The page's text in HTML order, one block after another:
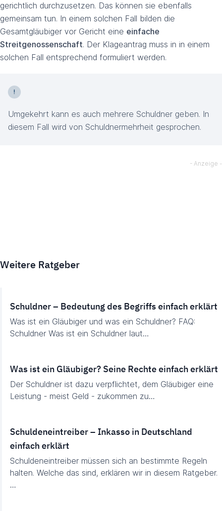
gerichtlich durchzusetzen. Das können sie ebenfalls
gemeinsam tun. In einem solchen Fall bilden die
Gesamtgläubiger vor Gericht eine einfache
Streitgenossenschaft. Der Klageantrag muss in in einem
solchen Fall entsprechend formuliert werden.
Umgekehrt kann es auch mehrere Schuldner geben. In
diesem Fall wird von Schuldnermehrheit gesprochen.
Weitere Ratgeber
Schuldner – Bedeutung des Begriffs einfach erklärt
Was ist ein Gläubiger und was ein Schuldner? FAQ:
Schuldner Was ist ein Schuldner laut…
Was ist ein Gläubiger? Seine Rechte einfach erklärt
Der Schuldner ist dazu verpflichtet, dem Gläubiger eine
Leistung - meist Geld - zukommen zu…
Schuldeneintreiber – Inkasso in Deutschland
einfach erklärt
Schuldeneintreiber müssen sich an bestimmte Regeln
halten. Welche das sind, erklären wir in diesem Ratgeber.
…